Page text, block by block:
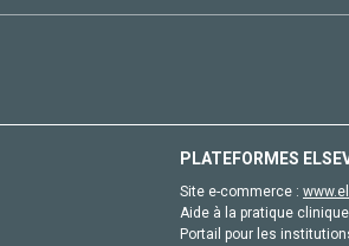
PLATEFORMES
Site e-commerce :
Aide à la pratique
Portail pour les